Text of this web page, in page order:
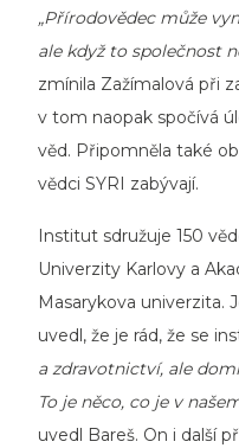
„Přírodovědec může
ale když to společnost
zmínila Zažímalová při
v tom naopak spočívá
věd. Připomněla také
vědci SYRI zabývají.
Institut sdružuje 150
Univerzity Karlovy a
Masarykova univerzita.
uvedl, že je rád, že se
a zdravotnictví, ale
To je něco, co je v
uvedl Bareš. On i další